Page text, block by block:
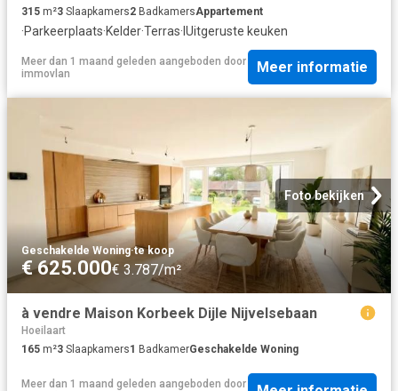
315 m²3 Slaapkamers2 BadkamersAppartement
·Parkeerplaats·Kelder·Terras· IUitgeruste keuken
Meer dan 1 maand geleden aangeboden door
immovlan
Meer informatie
Foto bekijken
Geschakelde Woning·te koop
€ 625.000€ 3.787/m²
à vendre Maison Korbeek Dijle Nijvelsebaan
Hoeilaart
165 m²3 Slaapkamers1 BadkamerGeschakelde Woning
Meer dan 1 maand geleden aangeboden door